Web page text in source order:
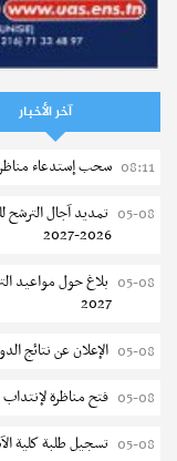
آخر الأخبار
08:11 سحب إستدعاء مناظرة إعادة
05-08 تمديد آجال الترشح
2026-2027
05-08
2027
05-08 الإعلان عن نتائج
05-08 فتح مناظرة لإنتداب
05-08 تسجيل طلبة كلية